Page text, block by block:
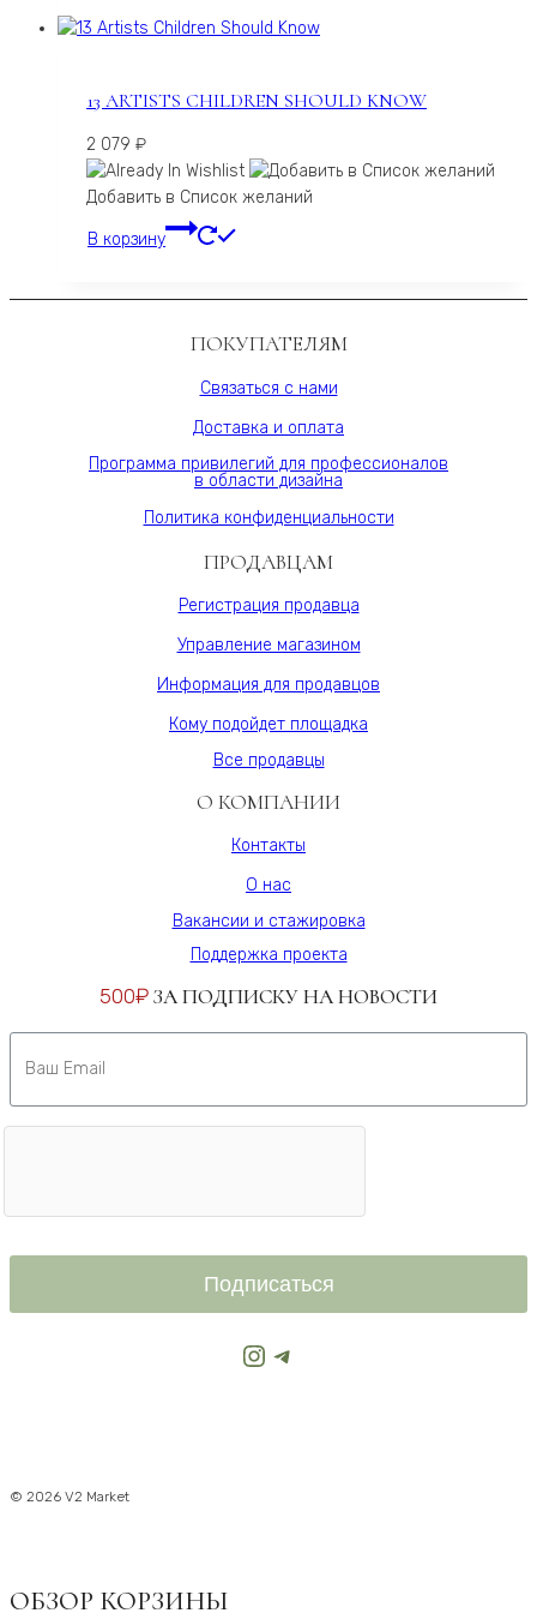
13 ARTISTS CHILDREN SHOULD KNOW
2 079 ₽
Добавить в Список желаний
В корзину
ПОКУПАТЕЛЯМ
Связаться с нами
Доставка и оплата
Программа привилегий для профессионалов
в области дизайна
Политика конфиденциальности
ПРОДАВЦАМ
Регистрация продавца
Управление магазином
Информация для продавцов
Кому подойдет площадка
Все продавцы
О КОМПАНИИ
Контакты
О нас
Вакансии и стажировка
Поддержка проекта
500₽ ЗА ПОДПИСКУ НА НОВОСТИ
Подписаться
Instagram
Telegram
© 2026 V2 Market
ОБЗОР КОРЗИНЫ